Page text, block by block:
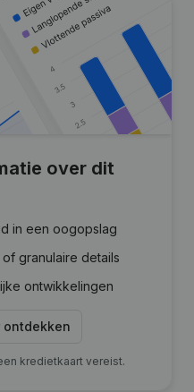
over dit
in een oogopslag
granulaire details
ontwikkelingen
ontdekken
kredietkaart vereist.